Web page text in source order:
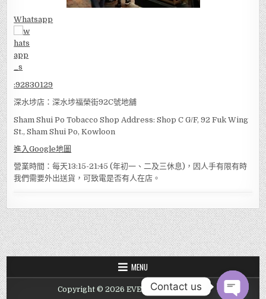
Whatsapp
:92830129
深水埗店：深水埗福榮街92C號地舖
Sham Shui Po Tobacco Shop Address: Shop C G/F, 92 Fuk Wing
St., Sham Shui Po, Kowloon
進入Google地圖
營業時間：每天13:15-21:45 (年初一、二及三休息)，因人手有限有時
我們需要外出送貨，可致電是否有人在店。
MENU
Copyright © 2026 EVER TOBACCO SHOP
Contact us